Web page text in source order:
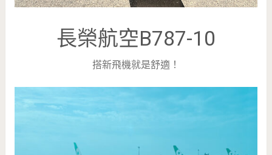
長榮航空B787-10
搭新飛機就是舒適！